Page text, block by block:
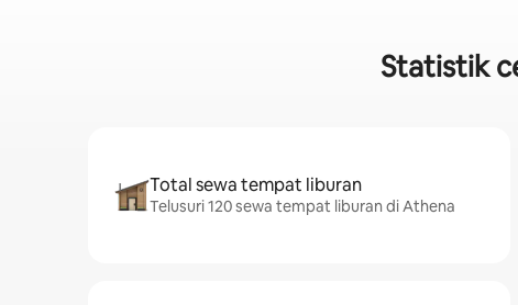
Statistik
Total sewa tempat liburan
Telusuri 120 sewa tempat liburan di Athena